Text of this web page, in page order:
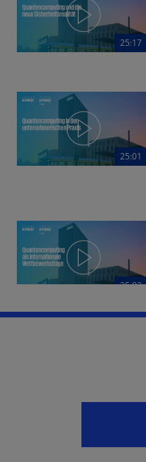
25:17
25:01
25:02